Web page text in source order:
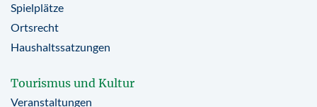
Spielplätze
Ortsrecht
Haushaltssatzungen
Tourismus und Kultur
Veranstaltungen